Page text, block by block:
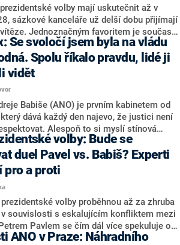
redakci řekl, že počítá s odchodem
senátorů z klubu a že Naše Česko není
soupeř.
volby mají uskutečnit až v
sázkové kanceláře už delší dobu přijímají
Jednoznačným favoritem je současná
Petr Pavel. Daleko za ním pak bookmakeři
výrazné politiky ANO, tedy premiéra
a ministra průmyslu Karla Havlíčka.
tipem samotných sázkařů je poslanec za
Turek. Politolog Jan Kubáček nicméně
kandidatuře kohokoliv ze zmíněné trojice
Podle něj současná koalice dosud
která by Pavlovi mohla konkurovat.
Se svoločí jsem byla na vládu
Spolu říkalo pravdu, lidé ji
vidět
Babiše (ANO) je prvním kabinetem od
dává každý den najevo, že justici není
Alespoň to si myslí stínová
spravedlnosti ODS Eva Decroix. V
pro CNN Prima NEWS si nebrala servítky
výkonu svého nástupce Jeronýma
či vládní zmocněnkyně pro lidská
Malé (ANO). Označením „svoloč“ na
prý byla ještě hodná. Decroix se také
porážce koalice Spolu či promluvila o
Česko Martina Kuby.
duel Pavel vs. Babiš? Experti
pro a proti
volby proběhnou až za zhruba
v souvislosti s eskalujícím konfliktem mezi
Pavlem se čím dál více spekuluje o
by do bitvy o Hrad mohla vyslat současná
ANO v Praze: Náhradního